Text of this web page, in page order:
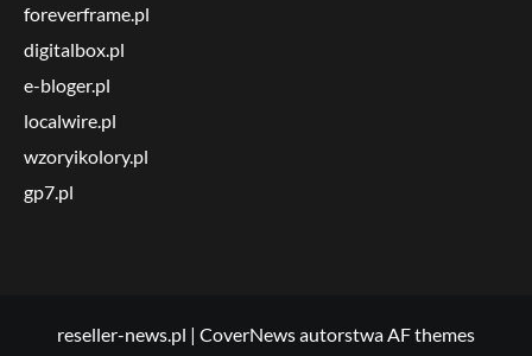
foreverframe.pl
digitalbox.pl
e-bloger.pl
localwire.pl
wzoryikolory.pl
gp7.pl
reseller-news.pl | CoverNewsautorstwa AF themes